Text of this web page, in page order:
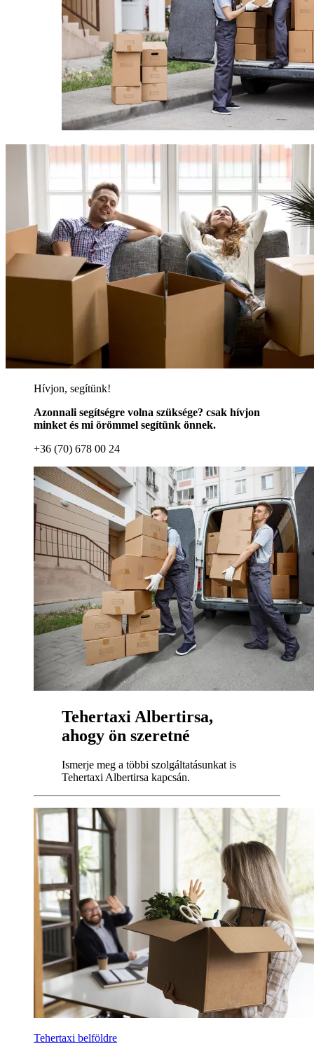
Hívjon, segítünk!
Azonnali segítségre volna szüksége? csak hívjon
minket és mi örömmel segítünk önnek.
+36 (70) 678 00 24
Tehertaxi Albertirsa,
ahogy ön szeretné
Ismerje meg a többi szolgáltatásunkat is
Tehertaxi Albertirsa kapcsán.
Tehertaxi belföldre